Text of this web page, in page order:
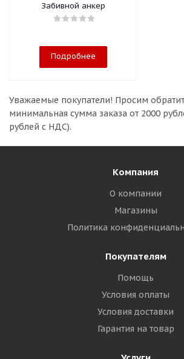
Забивной анкер
Подробнее
Уважаемые покупатели! Просим
минимальная сумма заказа от 2000
рублей с НДС).
Компания
О компании
Магазины
Политика
Покупателям
Помощь
Условия оплаты
Условия доставки
Гарантия на товар